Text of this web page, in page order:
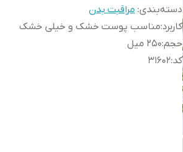
دسته‌بندی: مراقبت بدن
کاربرد:مناسب پوست خشک و خیلی خشک
حجم:۲۵۰ میل
کد:۳۱۶۰۲